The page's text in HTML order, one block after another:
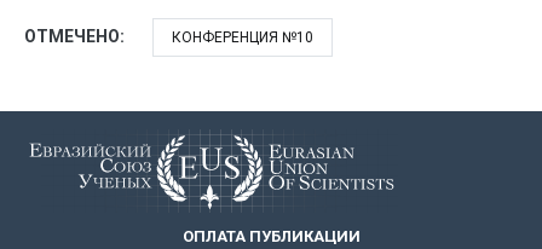
ОТМЕЧЕНО: КОНФЕРЕНЦИЯ №10
ОПЛАТА ПУБЛИКАЦИИ